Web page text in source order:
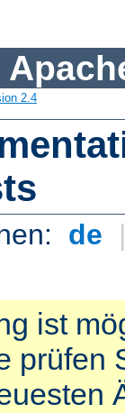
2.4
de
ist
prüfen